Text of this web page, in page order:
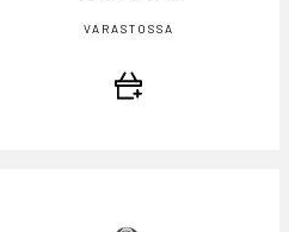
VARASTOSSA